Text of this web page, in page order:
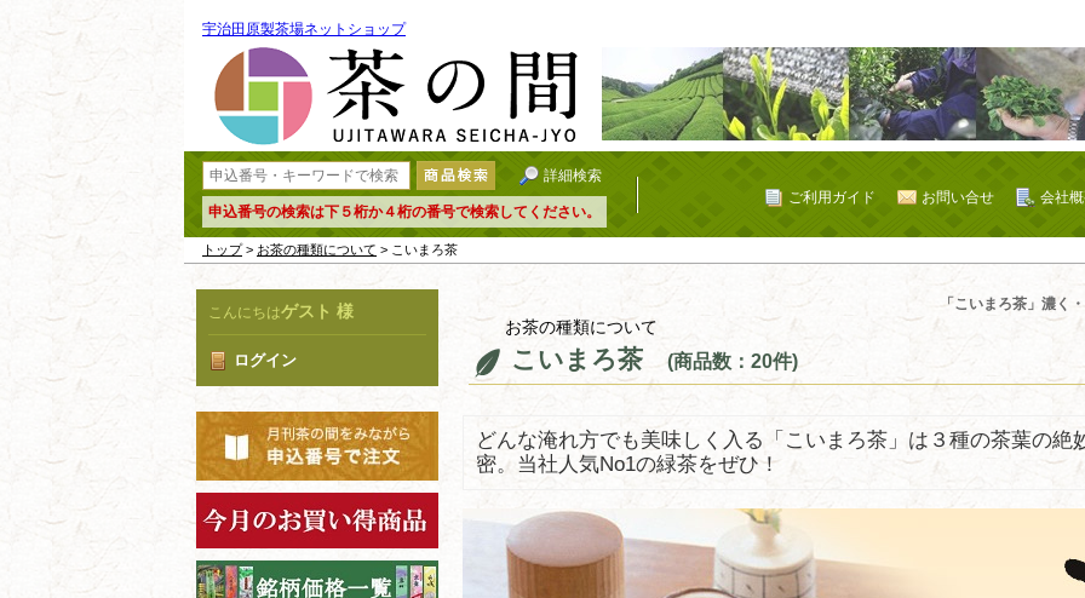
宇治田原製茶場ネットショップ
詳細検索
申込番号の検索は下５桁か４桁の番号で検索してください。
会社
お問い合せ
ご利用ガイド
トップ> お茶の種類について > こいまろ茶
こんにちはゲスト 様
ログイン
「こいまろ茶」濃く
お茶の種類について
こいまろ茶 (商品数：20件)
どんな淹れ方でも美味しく入る「こいまろ茶」は３種の茶葉の
密。当社人気No1の緑茶をぜひ！